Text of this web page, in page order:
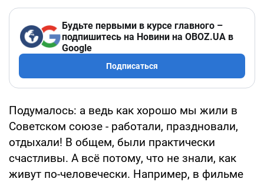
Будьте первыми в курсе главного –
подпишитесь на Новини на OBOZ.UA в
Google
Подписаться
Подумалось: а ведь как хорошо мы жили в
Советском союзе - работали, праздновали,
отдыхали! В общем, были практически
счастливы. А всё потому, что не знали, как
живут по-человечески. Например, в фильме